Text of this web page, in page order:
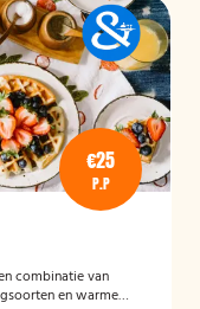
€25
P.P
combinatie van
en warme